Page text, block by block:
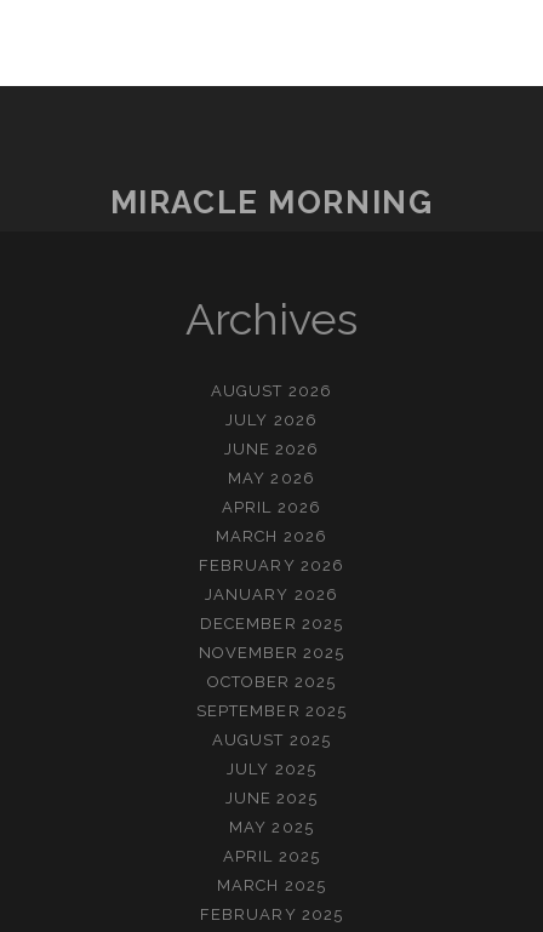
MIRACLE MORNING
Archives
AUGUST 2026
JULY 2026
JUNE 2026
MAY 2026
APRIL 2026
MARCH 2026
FEBRUARY 2026
JANUARY 2026
DECEMBER 2025
NOVEMBER 2025
OCTOBER 2025
SEPTEMBER 2025
AUGUST 2025
JULY 2025
JUNE 2025
MAY 2025
APRIL 2025
MARCH 2025
FEBRUARY 2025